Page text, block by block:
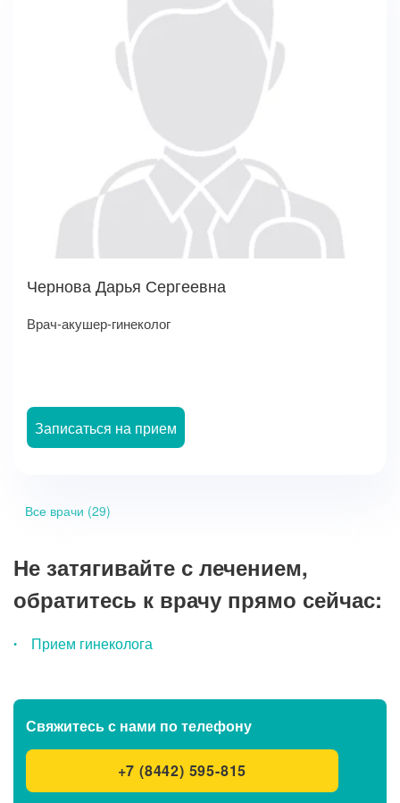
Чернова Дарья Сергеевна
Врач-акушер-гинеколог
Записаться на прием
Все врачи (29)
Не затягивайте с лечением,
обратитесь к врачу прямо сейчас:
Прием гинеколога
Свяжитесь с нами по телефону
+7 (8442) 595-815